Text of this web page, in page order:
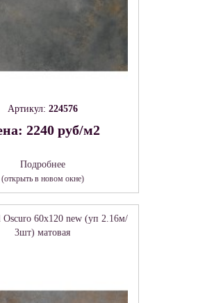
Артикул: 224576
2240 руб/м2
Подробнее
(открыть в новом окне)
Oscuro 60х120 new (уп 2.16м/
3шт) матовая